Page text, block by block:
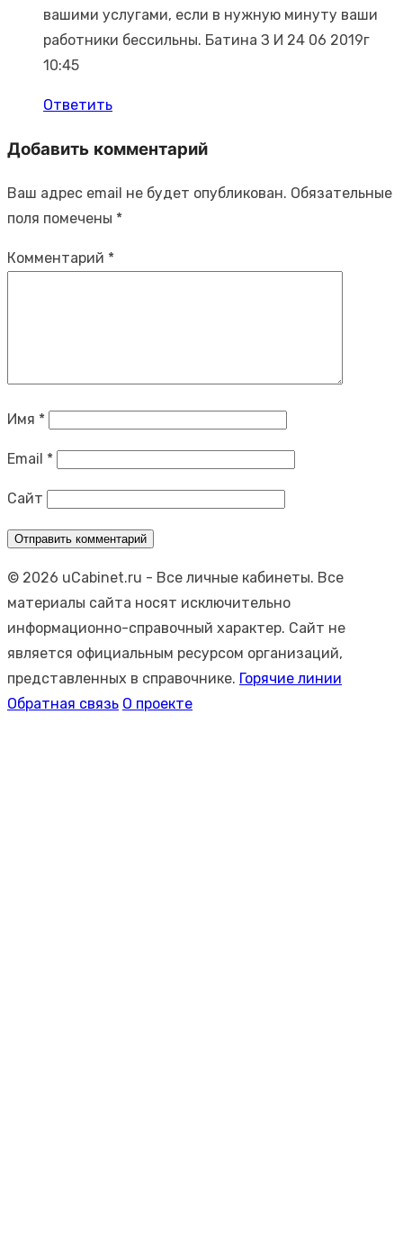
вашими услугами, если в нужную минуту ваши
работники бессильны. Батина З И 24 06 2019г
10:45
Ответить
Добавить комментарий
Ваш адрес email не будет опубликован. Обязательные
поля помечены *
Комментарий *
Имя *
Email *
Сайт
© 2026 uCabinet.ru - Все личные кабинеты. Все
материалы сайта носят исключительно
информационно-справочный характер. Сайт не
является официальным ресурсом организаций,
представленных в справочнике. Горячие линии
Обратная связь О проекте